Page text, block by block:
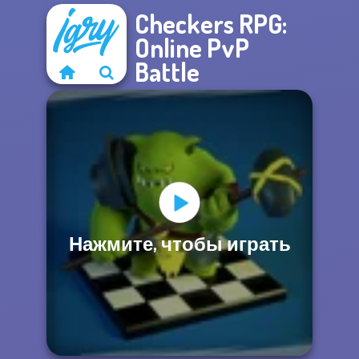
Checkers RPG:
Online PvP
Battle
Нажмите, чтобы играть